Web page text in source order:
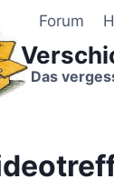
Forum
Das